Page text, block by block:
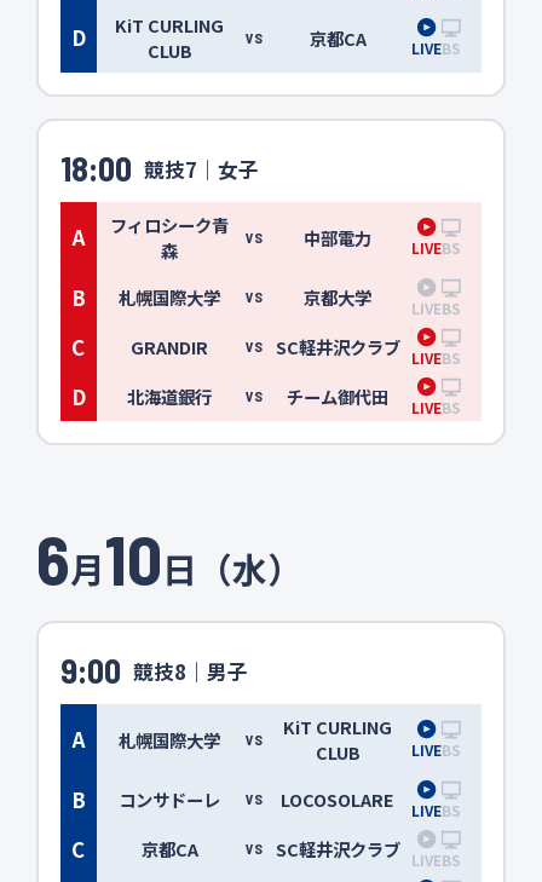
D
KiT CURLING
CLUB
VS 京都CA LIVEBS
18:00 競技7｜女子
A
フィロシーク青
森
VS 中部電力 LIVEBS
B 札幌国際大学 VS 京都大学 LIVEBS
C GRANDIR VS SC軽井沢クラブ LIVEBS
D 北海道銀行 VS チーム御代田 LIVEBS
6月10日（水）
9:00 競技8｜男子
A 札幌国際大学 VS
KiT CURLING
CLUB
LIVEBS
B コンサドーレ VS LOCOSOLARE LIVEBS
C 京都CA VS SC軽井沢クラブ LIVEBS